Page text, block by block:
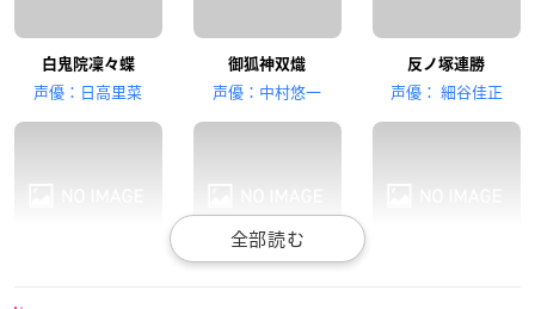
杉田智和
青鬼院蜻蛉
花澤香菜
髏々宮カルタ
白鬼院凜々蝶
声優：日高里菜
御狐神双熾
声優：中村悠一
反ノ塚連勝
声優： 細谷佳正